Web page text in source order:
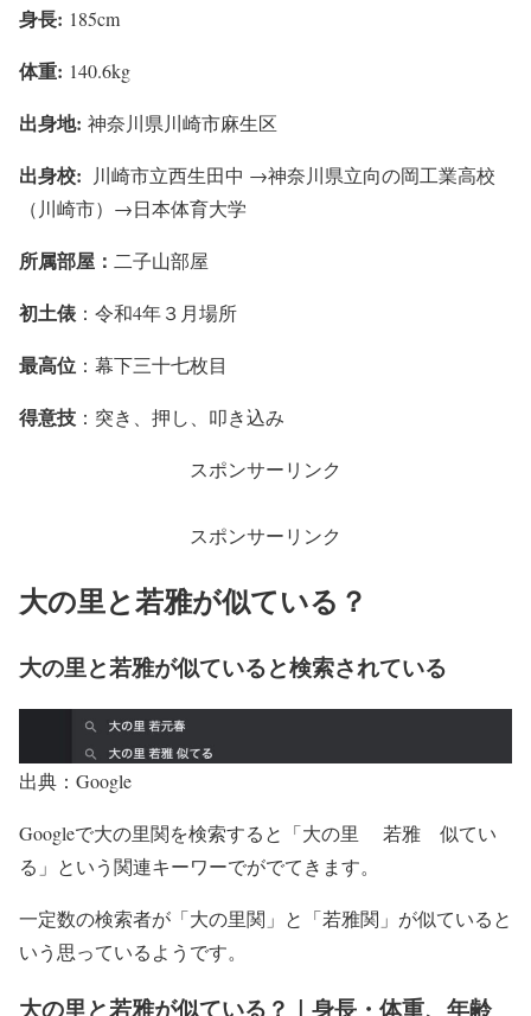
身長: 185cm
体重: 140.6kg
出身地: 神奈川県川崎市麻生区
出身校: 川崎市立西生田中 →神奈川県立向の岡工業高校
（川崎市）→日本体育大学
所属部屋： 二子山部屋
初土俵 ：令和4年３月場所
最高位 ：幕下三十七枚目
得意技 ：突き、押し、叩き込み
スポンサーリンク
スポンサーリンク
大の里と若雅が似ている？
大の里と若雅が似ていると検索されている
出典：Google
Googleで大の里関を検索すると「大の里 若雅 似てい
る」という関連キーワーでがでてきます。
一定数の検索者が「大の里関」と「若雅関」が似ていると
いう思っているようです。
大の里と若雅が似ている？｜身長・体重、年齢